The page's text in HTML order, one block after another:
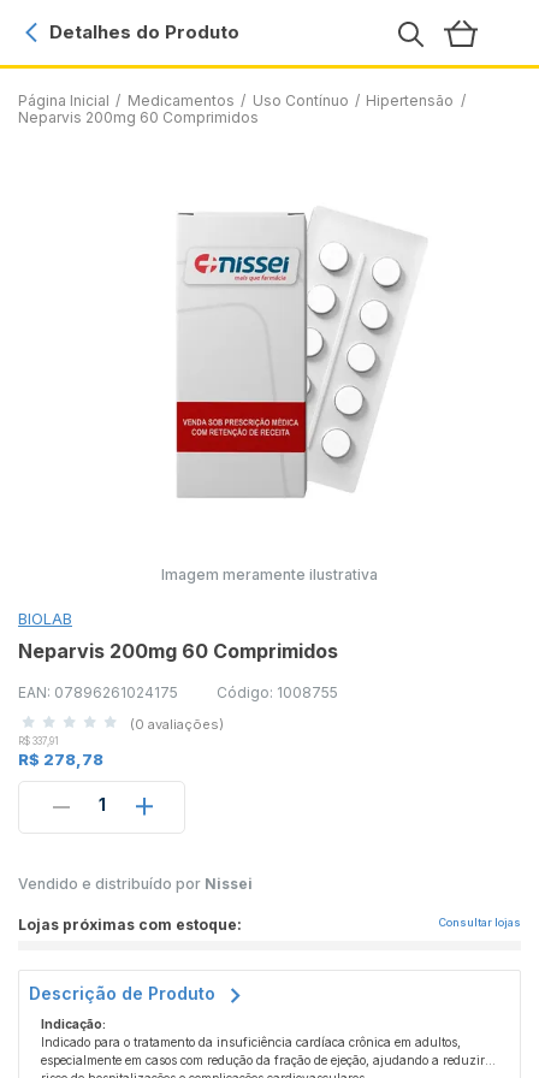
Página Inicial / Medicamentos / Uso Contínuo / Hipertensão /
Neparvis 200mg 60 Comprimidos
Detalhes do Produto
Imagem meramente ilustrativa
BIOLAB
Neparvis 200mg 60 Comprimidos
EAN: 07896261024175 Código: 1008755
(0 avaliações)
R$ 337,91
R$ 278,78
1
Vendido e distribuído por Nissei
Lojas próximas com estoque: Consultar lojas
Descrição de Produto
Indicação:
Indicado para o tratamento da insuficiência cardíaca crônica em adultos,
especialmente em casos com redução da fração de ejeção, ajudando a reduzir o